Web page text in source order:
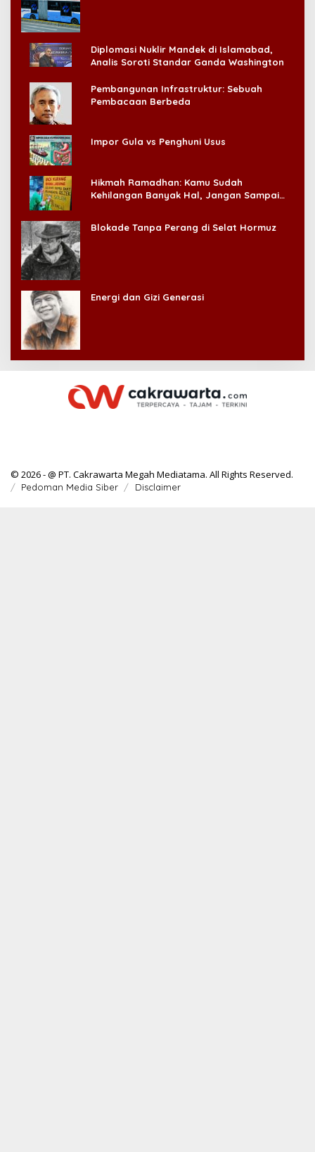
Diplomasi Nuklir Mandek di Islamabad,
Analis Soroti Standar Ganda Washington
Pembangunan Infrastruktur: Sebuah
Pembacaan Berbeda
Impor Gula vs Penghuni Usus
Hikmah Ramadhan: Kamu Sudah
Kehilangan Banyak Hal, Jangan Sampai
Blokade Tanpa Perang di Selat Hormuz
Energi dan Gizi Generasi
© 2026 - @ PT. Cakrawarta Megah Mediatama. All Rights Reserved.
Pedoman Media Siber Disclaimer